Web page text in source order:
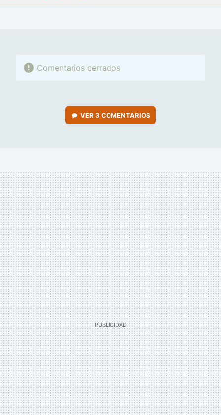
FACEBOOK
TWITTERFLIPBOARD
E-
WHATSAPP
Comentarios cerrados
VER 3 COMENTARIOS